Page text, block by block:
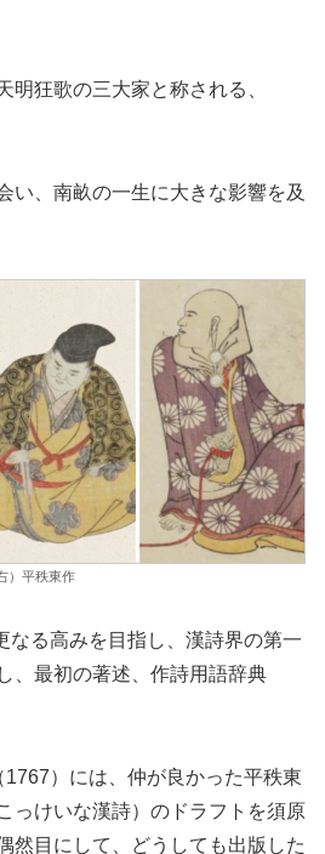
明狂歌の三大家と称される、
い、南畝の一生に大きな影響を及
平秩東作
なる高みを目指し、漢詩界の第一
、最初の著述、作詩用語辞典
）には、仲が良かった平秩東
っけいな漢詩）のドラフトを須原
然目にして、どうしても出版した